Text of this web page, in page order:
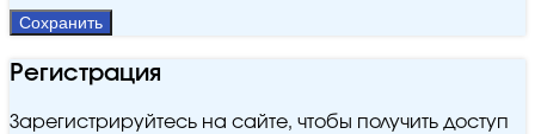
Сохранить
Регистрация
Зарегистрируйтесь на сайте, чтобы получить доступ